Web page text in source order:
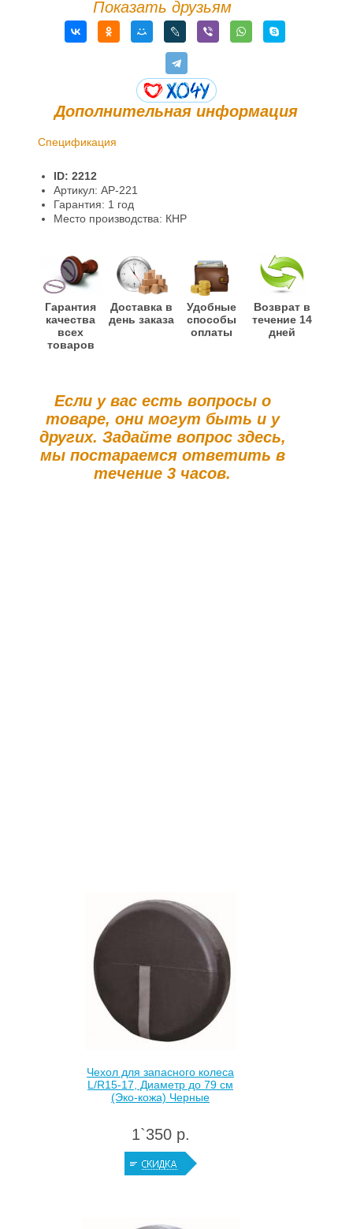
Показать друзьям
Дополнительная информация
Спецификация
Гарантии и возврат
Информация
ID: 2212
Артикул: AP-221
Гарантия: 1 год
Место производства: КНР
Гарантия
качества
всех
товаров
Доставка в
день заказа
Удобные
способы
оплаты
Возврат в
течение 14
дней
Чехол для запасного колеса
L/R15-17, Диаметр до 79 см
(Эко-кожа) Черные
1`350 р.
Если у вас есть вопросы о
товаре, они могут быть и у
других. Задайте вопрос здесь,
мы постараемся ответить в
течение 3 часов.